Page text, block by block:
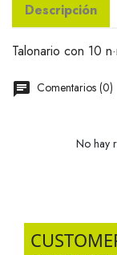
Descripción
Talonario con 10
Comentarios (0)
No hay